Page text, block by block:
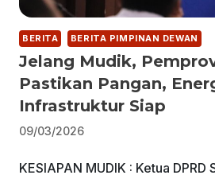
BERITA BERITA PIMPINAN DEWAN
Jelang Mudik,
Pastikan Pangan,
Infrastruktur Siap
09/03/2026
KESIAPAN MUDIK : Ketua DPRD